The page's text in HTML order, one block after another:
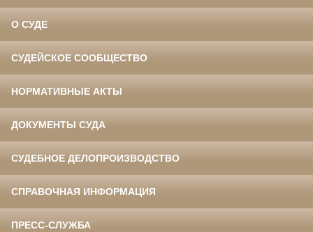
О СУДЕ
СУДЕЙСКОЕ СООБЩЕСТВО
НОРМАТИВНЫЕ АКТЫ
ДОКУМЕНТЫ СУДА
СУДЕБНОЕ ДЕЛОПРОИЗВОДСТВО
СПРАВОЧНАЯ ИНФОРМАЦИЯ
ПРЕСС-СЛУЖБА